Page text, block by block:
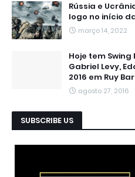
Rússia e
logo no início
março 14, 2022
Hoje tem
Gabriel Levy,
2016 em Ruy
agosto 27, 2016
SUBSCRIBE US